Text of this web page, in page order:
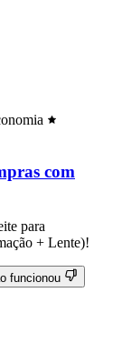
com
para
+ Lente)!
funcionou